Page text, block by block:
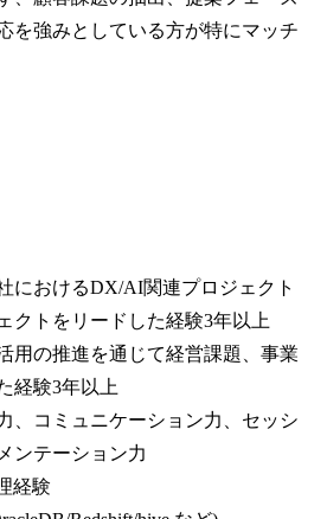
を強みとしている方が特にマッチ
におけるDX/AI関連プロジェクト
クトをリードした経験3年以上
用の推進を通じて経営課題、事業
経験3年以上
、コミュニケーション力、セッシ
ンテーション力
経験